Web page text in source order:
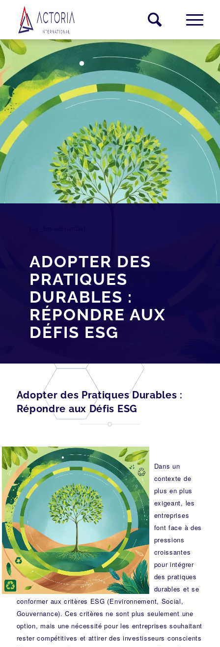
ADOPTER DES
PRATIQUES
DURABLES :
RÉPONDRE AUX
DÉFIS ESG
Adopter des Pratiques Durables :
Répondre aux Défis ESG
Dans un
contexte de
plus en plus
exigeant, les
entreprises
font face à des
pressions
croissantes
pour intégrer
des pratiques
durables et se
conformer aux critères ESG (Environnement, Social,
Gouvernance). Ces critères ne sont plus seulement une
option, mais une nécessité pour les entreprises souhaitant
rester compétitives et attirer des investisseurs conscients